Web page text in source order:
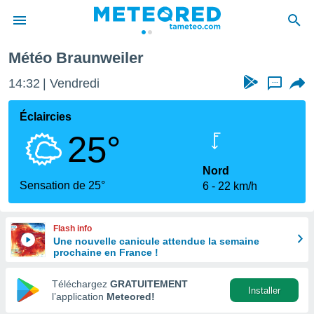
de
en
Météo Braunweiler
14:32 Vendredi ...
Éclaircies
25°
Sensation de 25°
Nord
6
22 km/h
Flash info
Une nouvelle canicule attendue la semaine
prochaine en France !
Téléchargez GRATUITEMENT
l’application Meteored!
Installer